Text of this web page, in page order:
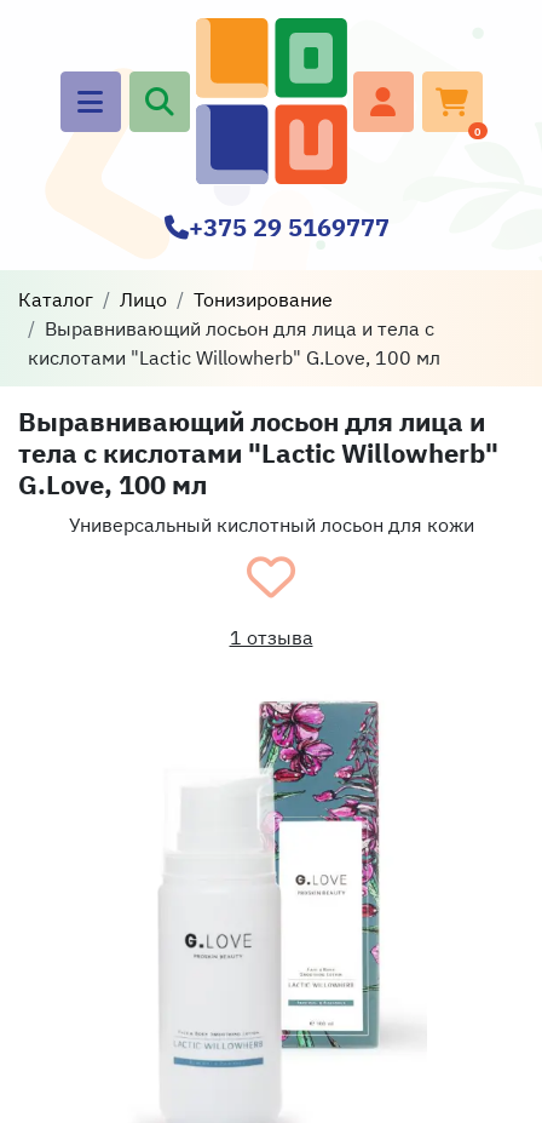
0
+375 29 5169777
Каталог Лицо
Тонизирование
Выравнивающий лосьон для лица и тела с
кислотами "Lactic Willowherb" G.Love, 100 мл
Выравнивающий лосьон для лица и
тела с кислотами "Lactic Willowherb"
G.Love, 100 мл
Универсальный кислотный лосьон для кожи
1 отзыва